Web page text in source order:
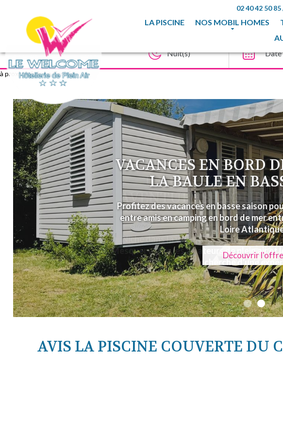
02 40 42 50 85
LA PISCINE NOS MOBIL HOMES
à proximité de Le Croisic
VACANCES EN BORD
LA BAULE EN
Profitez des vacances en basse saison
entre amis en camping en bord de mer
Loire
Découvrir l'offre
AVIS LA PISCINE COUVERTE DU